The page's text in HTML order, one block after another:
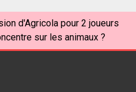
d'Agricola pour 2 joueurs
sur les animaux ?